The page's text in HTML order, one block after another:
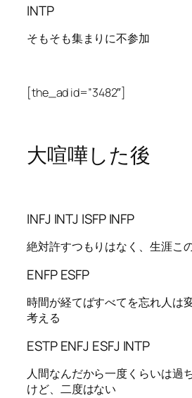
INTP
そもそも集まりに不参加
[the_ad id=”3482″]
大喧嘩した後
INFJ INTJ ISFP INFP
絶対許すつもりはなく、生涯こ
ENFP ESFP
時間が経てばすべてを忘れ人は
考える
ESTP ENFJ ESFJ INTP
人間なんだから一度くらいは過
けど、二度はない